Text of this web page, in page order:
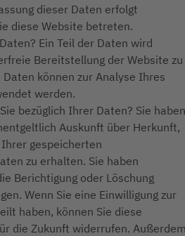
dieser Daten erfolgt
diese Website betreten.
Ein Teil der Daten wird
Bereitstellung der Website zu
können zur Analyse Ihres
werden.
bezüglich Ihrer Daten? Sie haben
Auskunft über Herkunft,
gespeicherten
zu erhalten. Sie haben
Berichtigung oder Löschung
Wenn Sie eine Einwilligung zur
haben, können Sie diese
die Zukunft widerrufen.